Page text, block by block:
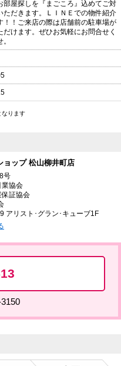
部屋探しを『まごころ』込めてご対
ただきます。ＬＩＮＥでの物件紹介
！！ご来店の際は店舗前の駐車場が
だけます。ぜひお気軽にお問合せく
なります
ョップ 松山柳井町店
号
業協会
証協会
アリスト･グラン･キューブ1F